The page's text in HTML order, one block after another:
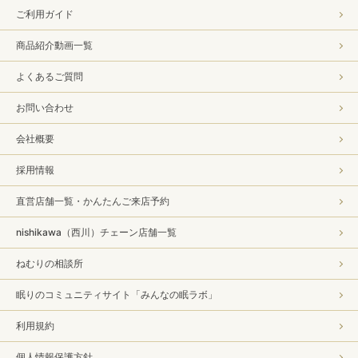
ご利用ガイド
商品紹介動画一覧
よくあるご質問
お問い合わせ
会社概要
採用情報
直営店舗一覧・かんたんご来店予約
nishikawa（西川）チェーン店舗一覧
ねむりの相談所
眠りのコミュニティサイト「みんなの眠ラボ」
利用規約